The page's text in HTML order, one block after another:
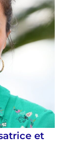
et